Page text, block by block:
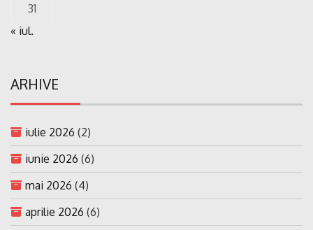
31
« iul.
ARHIVE
iulie 2026 (2)
iunie 2026 (6)
mai 2026 (4)
aprilie 2026 (6)